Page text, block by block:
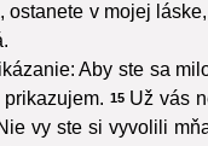
v mojej
Aby ste sa
15 Už vás
vy ste si vyvolili